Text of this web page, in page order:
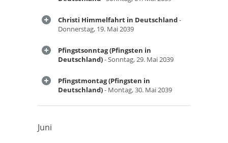
Christi Himmelfahrt in Deutschland-
Donnerstag, 19. Mai 2039
Pfingstsonntag (Pfingsten in
Deutschland)- Sonntag, 29. Mai 2039
Pfingstmontag (Pfingsten in
Deutschland)- Montag, 30. Mai 2039
Juni